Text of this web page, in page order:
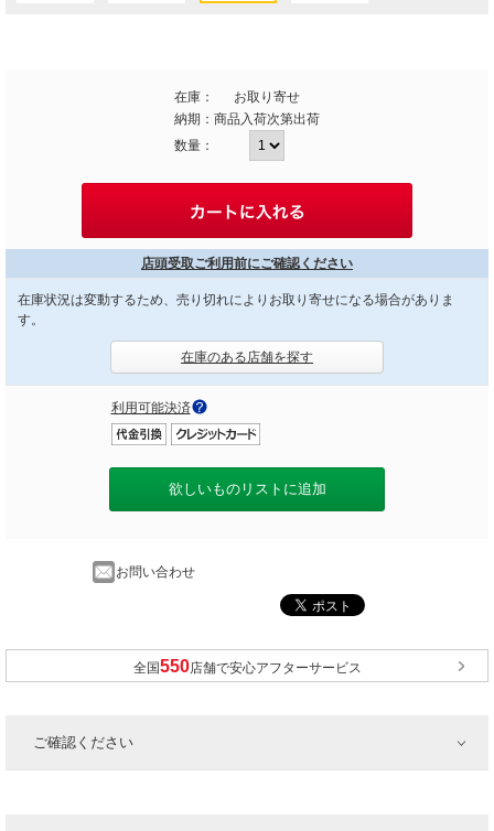
在庫：
お取り寄せ
納期： 商品入荷次第出荷
数量：
店頭受取ご利用前にご確認ください
在庫状況は変動するため、売り切れによりお取り寄せになる場合がありま
す。
在庫のある店舗を探す
利用可能決済
欲しいものリストに追加
お問い合わせ
全国 店舗で安心アフターサービス
ご確認ください